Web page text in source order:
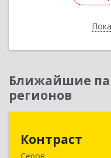
Ближайшие
регионов
Контраст
Серов